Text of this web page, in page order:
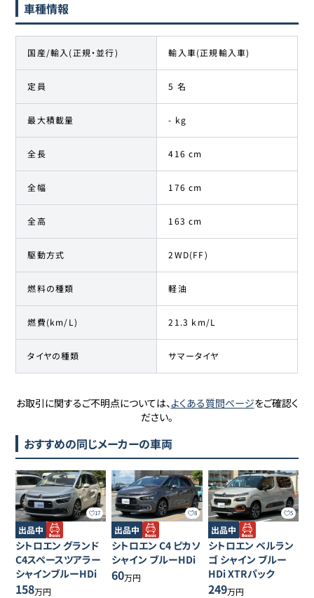
車種情報
国産/輸入(正規・並行) 輸入車(正規輸入車)
定員 5 名
最大積載量 - kg
全長 416 cm
全幅 176 cm
全高 163 cm
駆動方式 2WD(FF)
燃料の種類 軽油
燃費(km/L) 21.3 km/L
タイヤの種類 サマータイヤ
お取引に関するご不明点については、よくある質問ページをご確認く
ださい。
おすすめの同じメーカーの車両
17
出品中
シトロエン グランド
C4スペースツアラー
シャインブルーHDi
158万円
8
出品中
シトロエン C4 ピカソ
シャイン ブルーHDi
60万円
5
出品中
シトロエン ベルラン
ゴ シャイン ブルー
HDi XTRパック
249万円